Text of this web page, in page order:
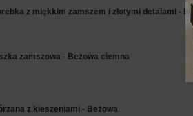
z miękkim zamszem i złotymi detalami -
zamszowa - Beżowa ciemna
z kieszeniami - Beżowa